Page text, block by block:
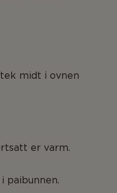
midt i ovnen
er varm.
paibunnen.